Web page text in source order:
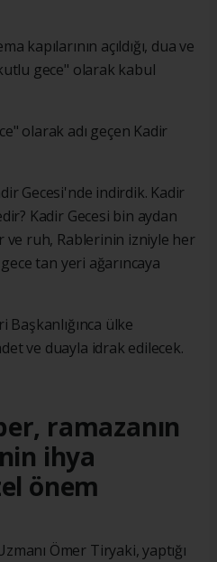
kapılarının açıldığı, dua ve
gece" olarak kabul
olarak adı geçen Kadir
Gecesi'nde indirdik. Kadir
Kadir Gecesi bin aydan
ve ruh, Rablerinin izniyle her
tan yeri ağarıncaya
Başkanlığınca ülke
ve duayla idrak edilecek.
ramazanın
ihya
önem
Ömer Tiryaki, yaptığı